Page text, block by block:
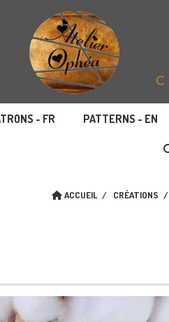
- FR PATTERNS - EN
ACCUEIL CRÉATIONS